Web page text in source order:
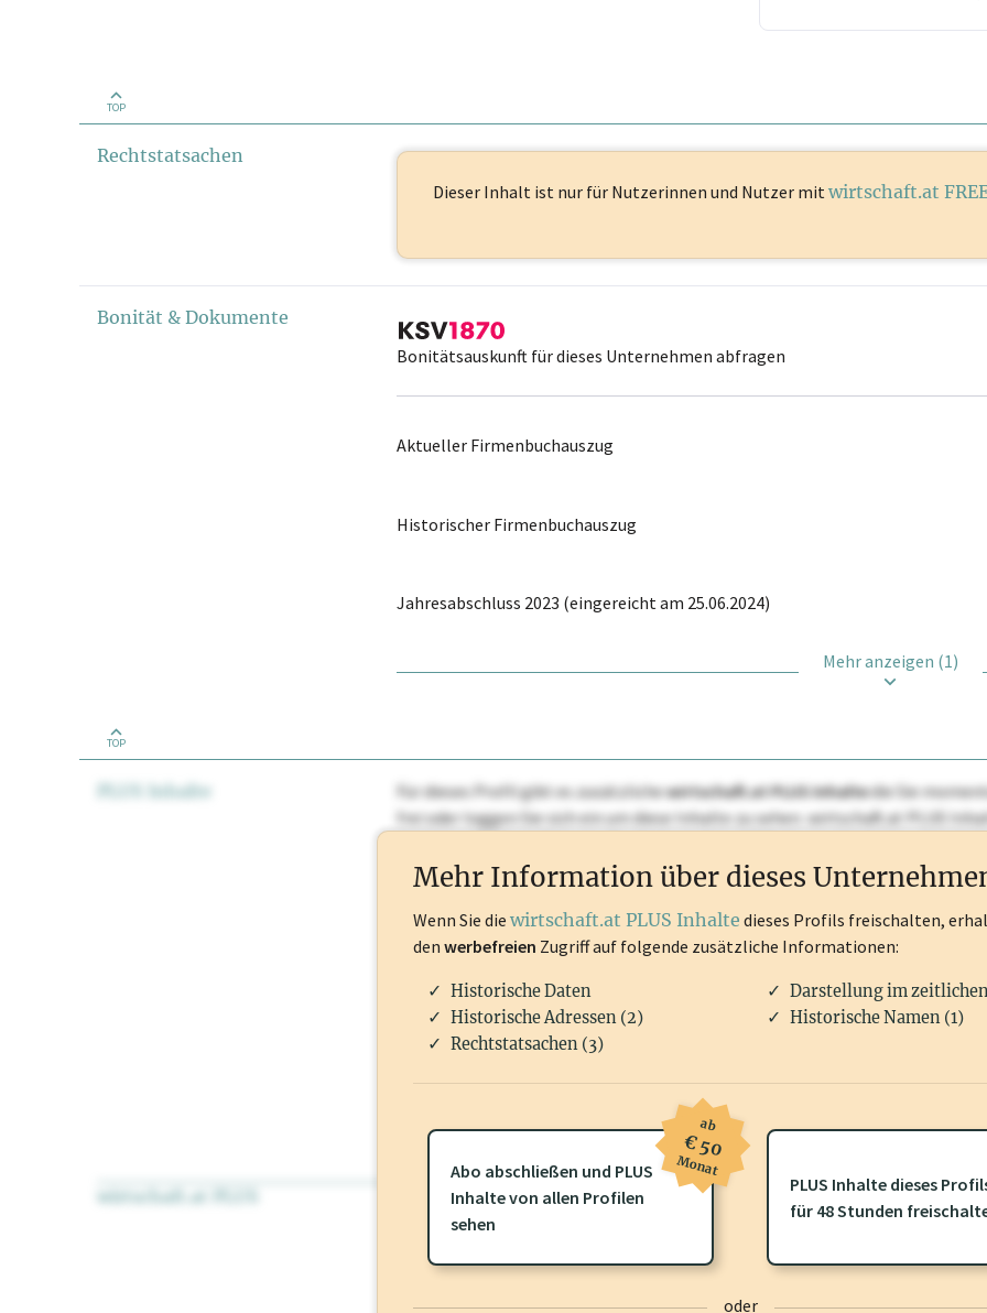
TOP
Rechtstatsachen
Dieser Inhalt ist nur für Nutzerinnen und Nutzer mit wirtschaft.at
Bonität & Dokumente
Bonitätsauskunft für dieses Unternehmen abfragen
Aktueller Firmenbuchauszug
Historischer Firmenbuchauszug
Jahresabschluss 2023 (eingereicht am 25.06.2024)
Mehr anzeigen (1)
TOP
PLUS Inhalte Für dieses Profil gibt es zusätzlichewirtschaft.at PLUS Inhaltedie Sie
frei oder loggen Sie sich ein um diese Inhalte zu sehen. wirtschaft.at PLUS
wirtschaft.at PLUS Für dieses Profil gibt es zusätzliche wirtschaft.at PLUS Inhaltedie Sie
frei oder loggen Sie sich ein um diese Inhalte zu sehen.
Mehr Information über dieses
Wenn Sie die wirtschaft.at PLUS Inhalte dieses Profils freischalten,
den werbefreien Zugriff auf folgende zusätzliche Informationen:
Historische Daten
Darstellung im
Historische Adressen (2)
Historische Namen (1)
Rechtstatsachen (3)
Abo abschließen und PLUS
Inhalte von allen Profilen
sehen
ab
€ 50
Monat
PLUS Inhalte dieses
für 48 Stunden
oder